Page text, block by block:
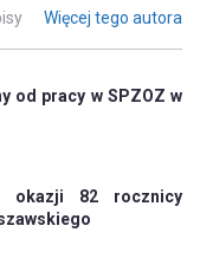
Więcej tego autora
od pracy w SPZOZ w
okazji 82 rocznicy